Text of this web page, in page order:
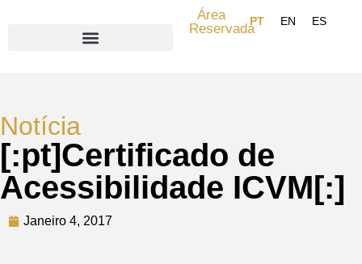
Área
Reservada
Notícia
[:pt]Certificado de
Acessibilidade ICVM[:]
Janeiro 4, 2017